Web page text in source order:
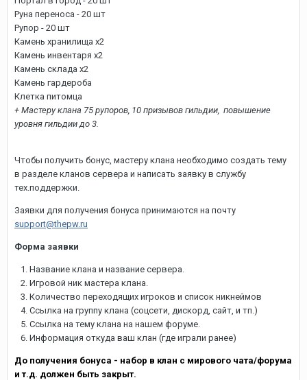
Руна переноса - 20 шт
Рупор - 20 шт
Камень хранилища х2
Камень инвентаря х2
Камень склада х2
Камень гардероба
Клетка питомца
+ Мастеру клана 75 рупоров, 10 призывов гильдии, повышение
уровня гильдии до 3.
Чтобы получить бонус, мастеру клана необходимо создать тему
в разделе кланов сервера и написать заявку в службу
тех.поддержки.
Заявки для получения бонуса принимаются на почту
support@thepw.ru
Форма заявки
1. Название клана и название сервера.
2. Игровой ник мастера клана.
3. Количество переходящих игроков и список никнеймов
4. Ссылка на группу клана (соцсети, дискорд, сайт, и тп.)
5. Ссылка на тему клана на нашем форуме.
6. Информация откуда ваш клан (где играли ранее)
До получения бонуса - набор в клан с мирового чата/форума
и т.д. должен быть закрыт.